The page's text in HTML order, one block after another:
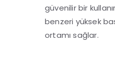
güvenilir bir
benzeri yüksek
ortamı sağlar.